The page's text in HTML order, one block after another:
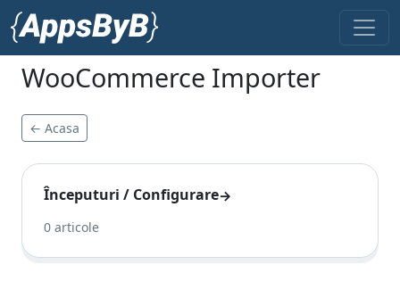
WooCommerce Importer
← Acasa
Începuturi / Configurare→
0 articole